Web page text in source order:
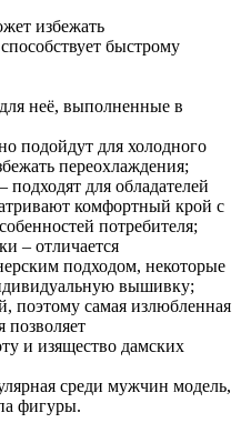
избежать
быстрому
неё, выполненные в
подойдут для холодного
переохлаждения;
– подходят для обладателей
комфортный крой с
потребителя;
– отличается
подходом, некоторые
вышивку;
поэтому самая излюбленная
позволяет
и изящество дамских
среди мужчин модель,
фигуры.